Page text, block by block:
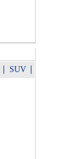
SUV